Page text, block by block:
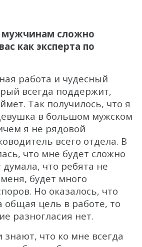
мужчинам сложно
как эксперта по
работа и чудесный
всегда поддержит,
Так получилось, что я
в большом мужском
я не рядовой
всего отдела. В
что мне будет сложно
думала, что ребята не
будет много
Но оказалось, что
общая цель в работе, то
разногласия нет.
что ко мне всегда